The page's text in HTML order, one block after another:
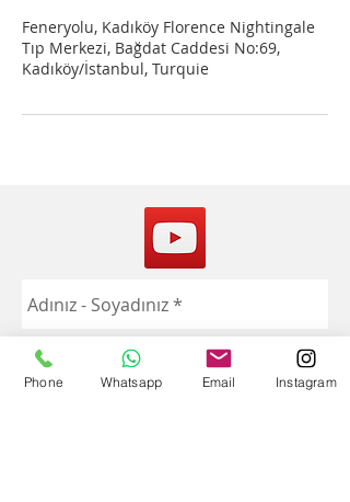
Feneryolu, Kadıköy Florence Nightingale
Tıp Merkezi, Bağdat Caddesi No:69,
Kadıköy/İstanbul, Turquie
Phone Whatsapp Email Instagram